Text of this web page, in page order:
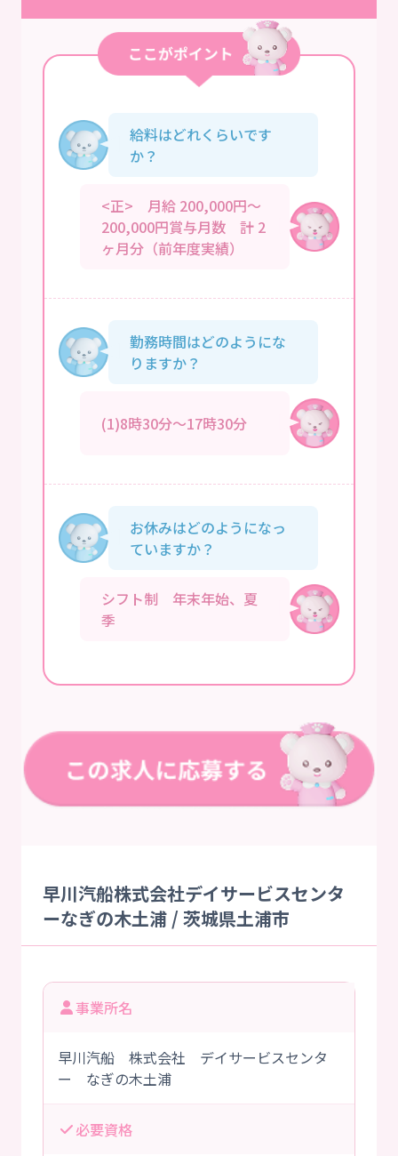
給料はどれくらいです
か？
<正> 月給 200,000円～
200,000円賞与月数 計 2
ヶ月分（前年度実績）
勤務時間はどのようにな
りますか？
(1)8時30分～17時30分
お休みはどのようになっ
ていますか？
シフト制 年末年始、夏
季
早川汽船株式会社デイサービスセンタ
ーなぎの木土浦 / 茨城県土浦市
事業所名
早川汽船 株式会社 デイサービスセンタ
ー なぎの木土浦
必要資格